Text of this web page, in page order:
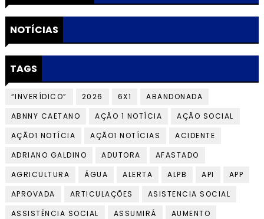
NOTÍCIAS
TAGS
“INVERÍDICO” 2026 6X1
ABANDONADA
ABNNY CAETANO
AÇÃO 1 NOTÍCIA
AÇÃO SOCIAL
AÇÃO1 NOTÍCIA
AÇÃO1 NOTÍCIAS
ACIDENTE
ADRIANO GALDINO
ADUTORA
AFASTADO
AGRICULTURA
ÁGUA ALERTA ALPB API
APP
APROVADA
ARTICULAÇÕES
ASISTENCIA SOCIAL
ASSISTÊNCIA SOCIAL
ASSUMIRÁ
AUMENTO